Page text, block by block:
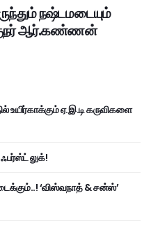
நஷ்டமடையும்
ஆர்.கண்ணன்
ஏ.இ.டி கருவிகளை
லுக்!
‘விஸ்வநாத் & சன்ஸ்’